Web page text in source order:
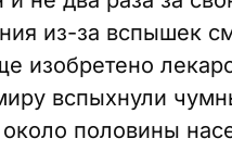
из-за вспышек
изобретено
вспыхнули
около половины